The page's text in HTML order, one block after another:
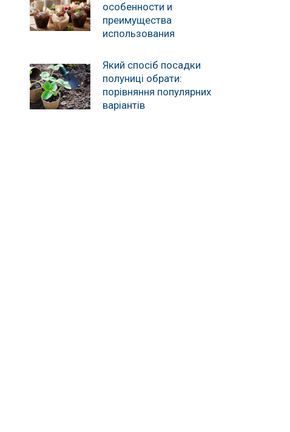
особенности и
преимущества
использования
Який спосіб посадки
полуниці обрати:
порівняння популярних
варіантів